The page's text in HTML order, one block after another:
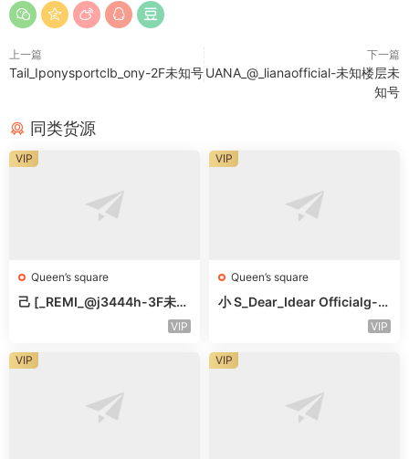
上一篇
Tail_Iponysportclb_ony-2F未知号
下一篇
UANA_@_lianaofficial-未知楼层未
知号
同类货源
Queen’s square
己 [_REMI_@j3444h-3F未知
VIP
VIP
Queen’s square
小 S_Dear_Idear Officialg-3
VIP
VIP
VIP VIP